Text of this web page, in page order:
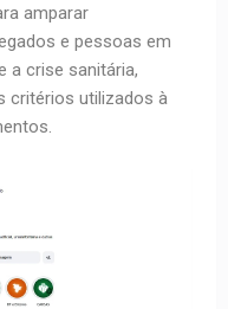
amparar
e pessoas em
a crise sanitária,
critérios utilizados à